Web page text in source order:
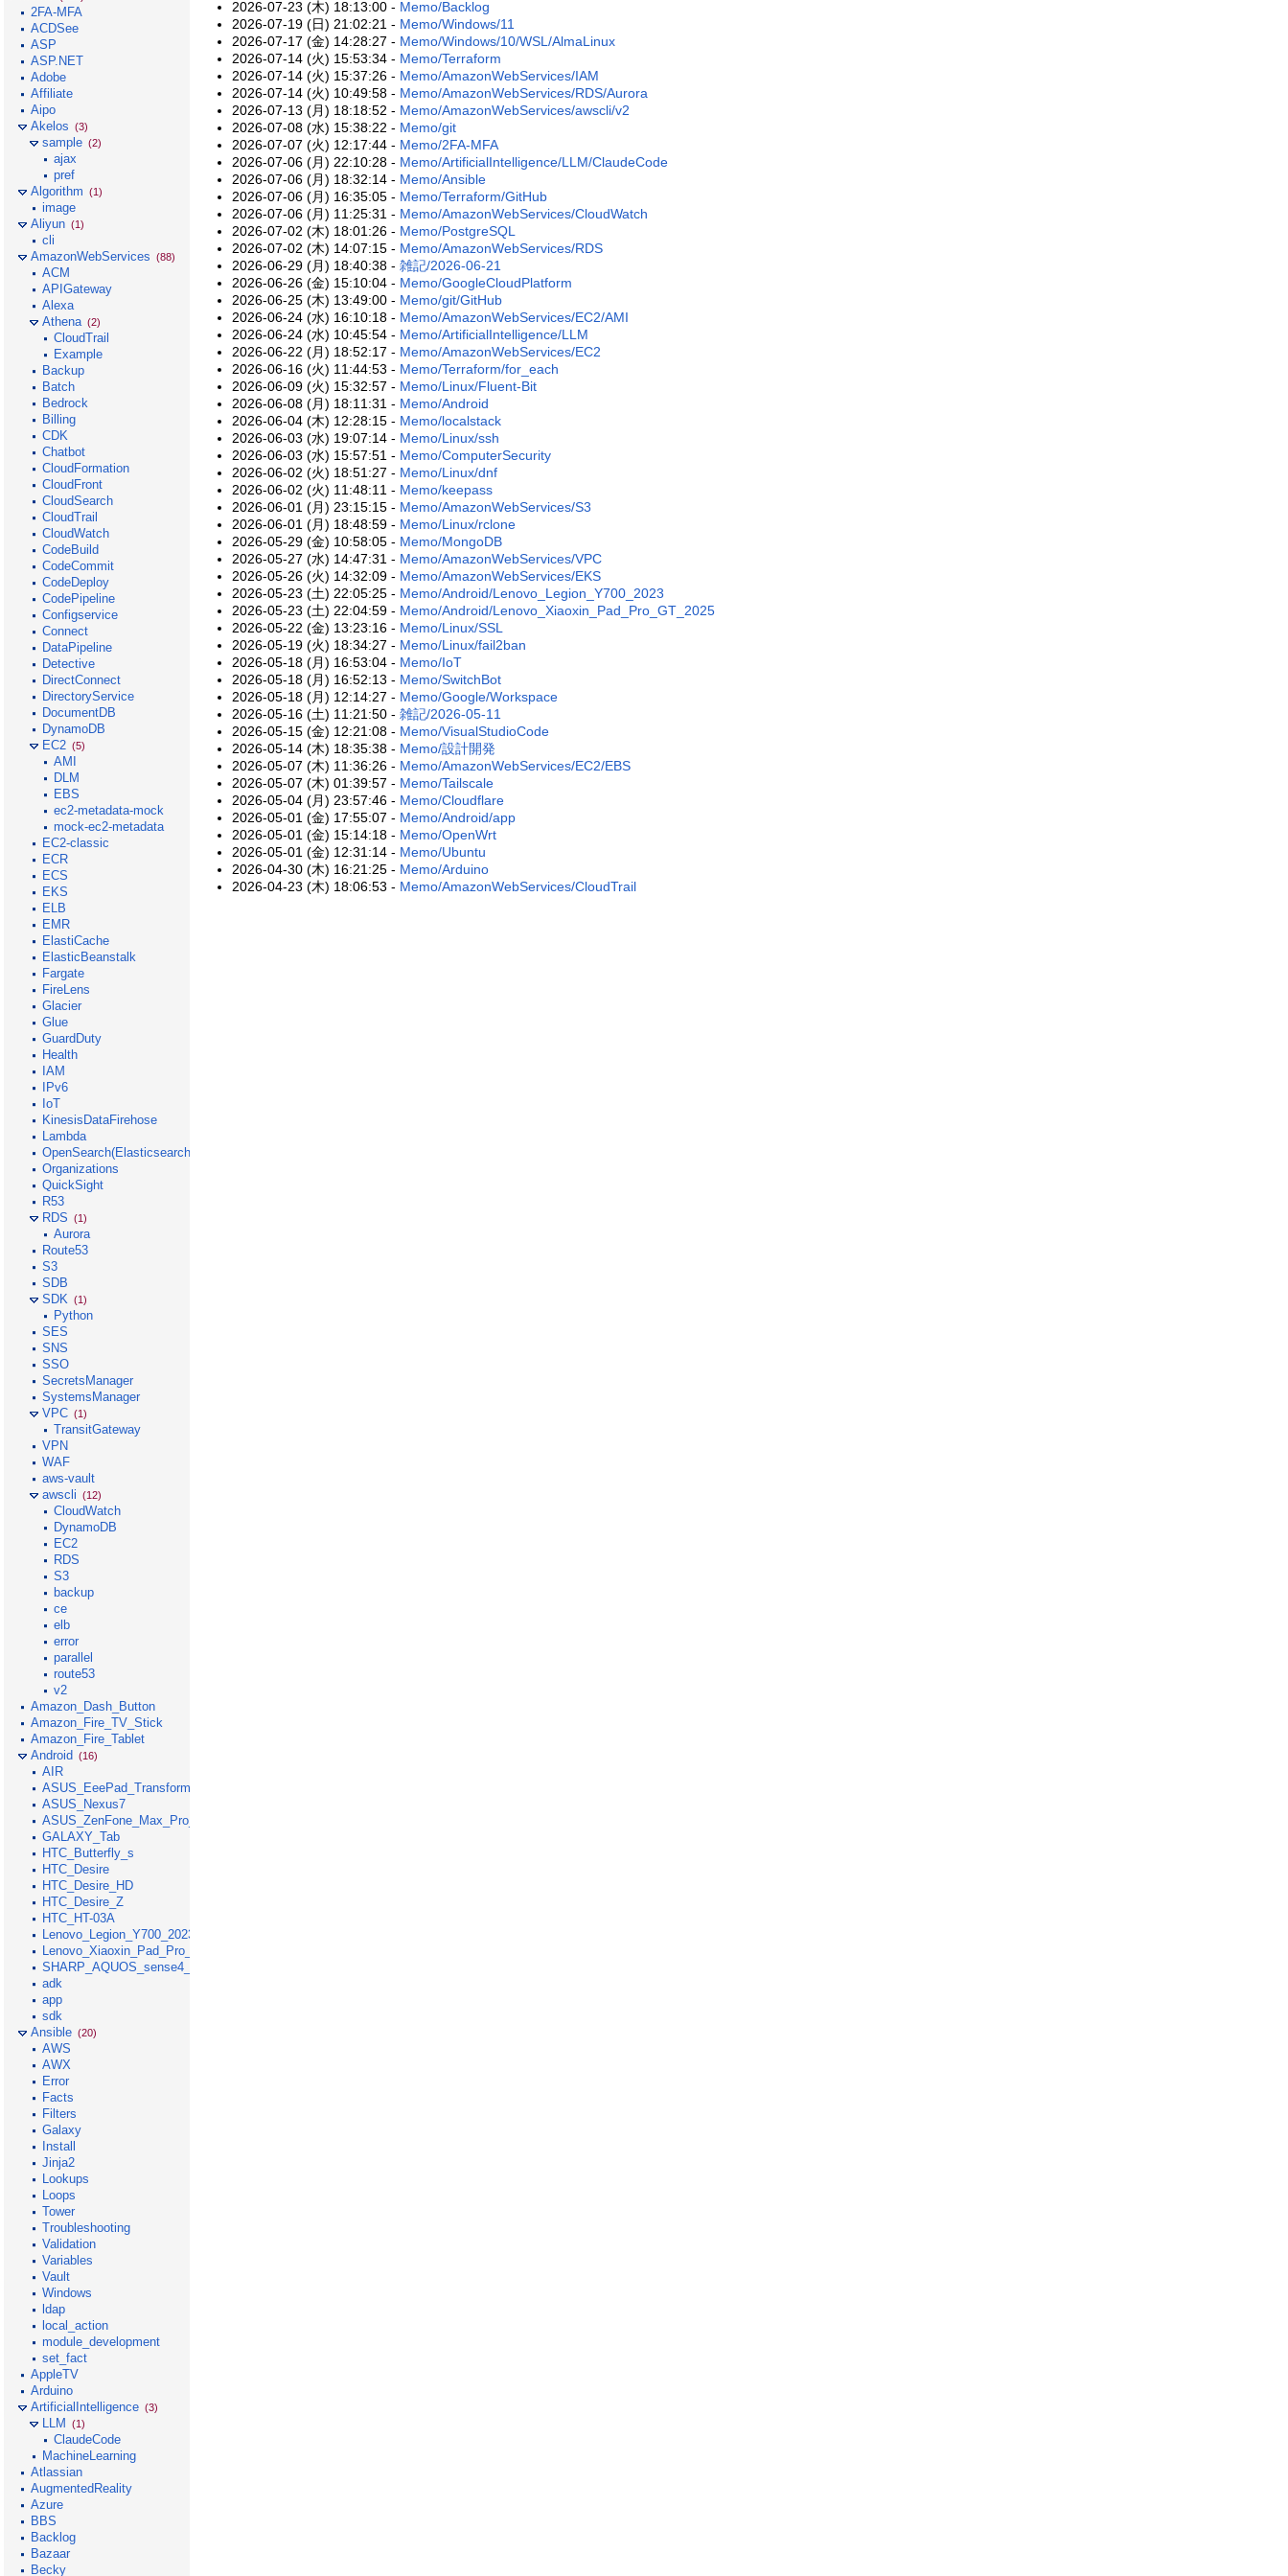
2026-07-23 (木) 18:13:00 - Memo/Backlog
2026-07-19 (日) 21:02:21 - Memo/Windows/11
2026-07-17 (金) 14:28:27 - Memo/Windows/10/WSL/AlmaLinux
2026-07-14 (火) 15:53:34 - Memo/Terraform
2026-07-14 (火) 15:37:26 - Memo/AmazonWebServices/IAM
2026-07-14 (火) 10:49:58 - Memo/AmazonWebServices/RDS/Aurora
2026-07-13 (月) 18:18:52 - Memo/AmazonWebServices/awscli/v2
2026-07-08 (水) 15:38:22 - Memo/git
2026-07-07 (火) 12:17:44 - Memo/2FA-MFA
2026-07-06 (月) 22:10:28 - Memo/ArtificialIntelligence/LLM/ClaudeCode
2026-07-06 (月) 18:32:14 - Memo/Ansible
2026-07-06 (月) 16:35:05 - Memo/Terraform/GitHub
2026-07-06 (月) 11:25:31 - Memo/AmazonWebServices/CloudWatch
2026-07-02 (木) 18:01:26 - Memo/PostgreSQL
2026-07-02 (木) 14:07:15 - Memo/AmazonWebServices/RDS
2026-06-29 (月) 18:40:38 - 雑記/2026-06-21
2026-06-26 (金) 15:10:04 - Memo/GoogleCloudPlatform
2026-06-25 (木) 13:49:00 - Memo/git/GitHub
2026-06-24 (水) 16:10:18 - Memo/AmazonWebServices/EC2/AMI
2026-06-24 (水) 10:45:54 - Memo/ArtificialIntelligence/LLM
2026-06-22 (月) 18:52:17 - Memo/AmazonWebServices/EC2
2026-06-16 (火) 11:44:53 - Memo/Terraform/for_each
2026-06-09 (火) 15:32:57 - Memo/Linux/Fluent-Bit
2026-06-08 (月) 18:11:31 - Memo/Android
2026-06-04 (木) 12:28:15 - Memo/localstack
2026-06-03 (水) 19:07:14 - Memo/Linux/ssh
2026-06-03 (水) 15:57:51 - Memo/ComputerSecurity
2026-06-02 (火) 18:51:27 - Memo/Linux/dnf
2026-06-02 (火) 11:48:11 - Memo/keepass
2026-06-01 (月) 23:15:15 - Memo/AmazonWebServices/S3
2026-06-01 (月) 18:48:59 - Memo/Linux/rclone
2026-05-29 (金) 10:58:05 - Memo/MongoDB
2026-05-27 (水) 14:47:31 - Memo/AmazonWebServices/VPC
2026-05-26 (火) 14:32:09 - Memo/AmazonWebServices/EKS
2026-05-23 (土) 22:05:25 - Memo/Android/Lenovo_Legion_Y700_2023
2026-05-23 (土) 22:04:59 - Memo/Android/Lenovo_Xiaoxin_Pad_Pro_GT_2025
2026-05-22 (金) 13:23:16 - Memo/Linux/SSL
2026-05-19 (火) 18:34:27 - Memo/Linux/fail2ban
2026-05-18 (月) 16:53:04 - Memo/IoT
2026-05-18 (月) 16:52:13 - Memo/SwitchBot
2026-05-18 (月) 12:14:27 - Memo/Google/Workspace
2026-05-16 (土) 11:21:50 - 雑記/2026-05-11
2026-05-15 (金) 12:21:08 - Memo/VisualStudioCode
2026-05-14 (木) 18:35:38 - Memo/設計開発
2026-05-07 (木) 11:36:26 - Memo/AmazonWebServices/EC2/EBS
2026-05-07 (木) 01:39:57 - Memo/Tailscale
2026-05-04 (月) 23:57:46 - Memo/Cloudflare
2026-05-01 (金) 17:55:07 - Memo/Android/app
2026-05-01 (金) 15:14:18 - Memo/OpenWrt
2026-05-01 (金) 12:31:14 - Memo/Ubuntu
2026-04-30 (木) 16:21:25 - Memo/Arduino
2026-04-23 (木) 18:06:53 - Memo/AmazonWebServices/CloudTrail
2FA-MFA
ACDSee
ASP
ASP.NET
Adobe
Affiliate
Aipo
Akelos (3)
sample (2)
ajax
pref
Algorithm (1)
image
Aliyun (1)
cli
AmazonWebServices (88)
ACM
APIGateway
Alexa
Athena (2)
CloudTrail
Example
Backup
Batch
Bedrock
Billing
CDK
Chatbot
CloudFormation
CloudFront
CloudSearch
CloudTrail
CloudWatch
CodeBuild
CodeCommit
CodeDeploy
CodePipeline
Configservice
Connect
DataPipeline
Detective
DirectConnect
DirectoryService
DocumentDB
DynamoDB
EC2 (5)
AMI
DLM
EBS
ec2-metadata-mock
mock-ec2-metadata
EC2-classic
ECR
ECS
EKS
ELB
EMR
ElastiCache
ElasticBeanstalk
Fargate
FireLens
Glacier
Glue
GuardDuty
Health
IAM
IPv6
IoT
KinesisDataFirehose
Lambda
OpenSearch(Elasticsearch)
Organizations
QuickSight
R53
RDS (1)
Aurora
Route53
S3
SDB
SDK (1)
Python
SES
SNS
SSO
SecretsManager
SystemsManager
VPC (1)
TransitGateway
VPN
WAF
aws-vault
awscli (12)
CloudWatch
DynamoDB
EC2
RDS
S3
backup
ce
elb
error
parallel
route53
v2
Amazon_Dash_Button
Amazon_Fire_TV_Stick
Amazon_Fire_Tablet
Android (16)
AIR
ASUS_EeePad_Transformer
ASUS_Nexus7
ASUS_ZenFone_Max_Pro_M1
GALAXY_Tab
HTC_Butterfly_s
HTC_Desire
HTC_Desire_HD
HTC_Desire_Z
HTC_HT-03A
Lenovo_Legion_Y700_2023
Lenovo_Xiaoxin_Pad_Pro_GT_2025
SHARP_AQUOS_sense4_lite
adk
app
sdk
Ansible (20)
AWS
AWX
Error
Facts
Filters
Galaxy
Install
Jinja2
Lookups
Loops
Tower
Troubleshooting
Validation
Variables
Vault
Windows
ldap
local_action
module_development
set_fact
AppleTV
Arduino
ArtificialIntelligence (3)
LLM (1)
ClaudeCode
MachineLearning
Atlassian
AugmentedReality
Azure
BBS
Backlog
Bazaar
Becky